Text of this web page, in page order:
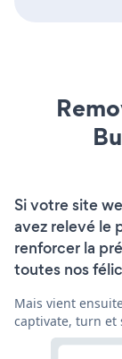
Si votre site
avez relevé le
renforcer la
toutes nos
Mais vient
captivate, turn et